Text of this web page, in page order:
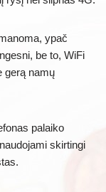
ypač
be to, WiFi
gerą namų
palaiko
skirtingi